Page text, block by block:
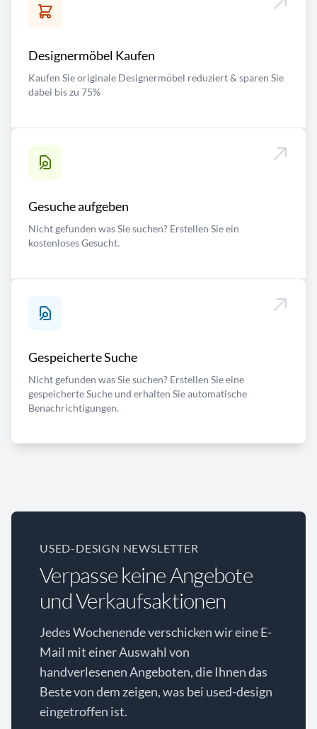
Designermöbel Kaufen
Kaufen Sie originale Designermöbel reduziert & sparen Sie
dabei bis zu 75%
Gesuche aufgeben
Nicht gefunden was Sie suchen? Erstellen Sie ein
kostenloses Gesucht.
Gespeicherte Suche
Nicht gefunden was Sie suchen? Erstellen Sie eine
gespeicherte Suche und erhalten Sie automatische
Benachrichtigungen.
USED-DESIGN NEWSLETTER
Verpasse keine Angebote
und Verkaufsaktionen
Jedes Wochenende verschicken wir eine E-
Mail mit einer Auswahl von
handverlesenen Angeboten, die Ihnen das
Beste von dem zeigen, was bei used-design
eingetroffen ist.